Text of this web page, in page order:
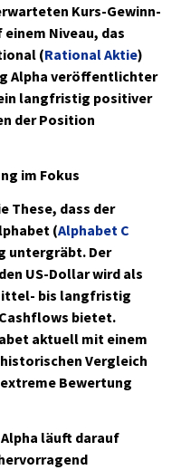
Kurs-Gewinn-
einem Niveau, das
(Rational Aktie)
Alpha veröffentlichter
langfristig positiver
der Position
im Fokus
These, dass der
(Alphabet C
untergräbt. Der
US‑Dollar wird als
bis langfristig
bietet.
aktuell mit einem
Vergleich
Bewertung
läuft darauf